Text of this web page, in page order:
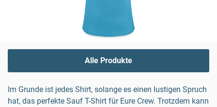
Alle Produkte
Im Grunde ist jedes Shirt, solange es einen lustigen Spruch
hat, das perfekte Sauf T-Shirt für Eure Crew. Trotzdem kann